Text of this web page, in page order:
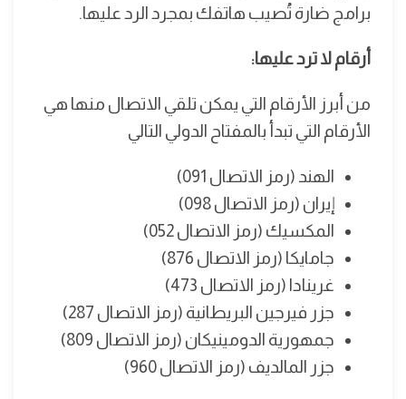
برامج ضارة تُصيب هاتفك بمجرد الرد عليها.
أرقام لا ترد عليها:
من أبرز الأرقام التي يمكن تلقي الاتصال منها هي
الأرقام التي تبدأ بالمفتاح الدولي التالي
الهند (رمز الاتصال 091)
إيران (رمز الاتصال 098)
المكسيك (رمز الاتصال 052)
جامايكا (رمز الاتصال 876)
غرينادا (رمز الاتصال 473)
جزر فيرجين البريطانية (رمز الاتصال 287)
جمهورية الدومينيكان (رمز الاتصال 809)
جزر المالديف (رمز الاتصال 960)